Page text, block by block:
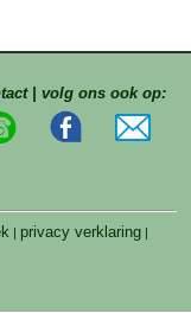
| volg ons ook op:
privacy verklaring